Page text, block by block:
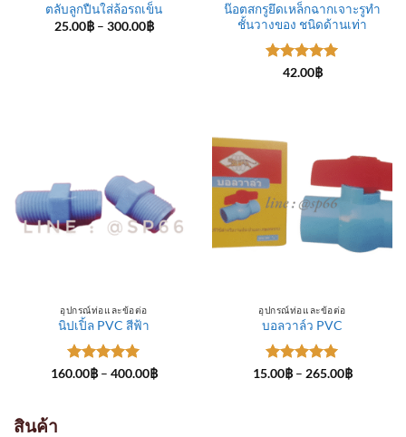
ตลับลูกปืนใส่ล้อรถเข็น
25.00฿ – 300.00฿Price
น๊อตสกรูยึดเหล็กฉากเจาะรูทำ
ชั้นวางของ ชนิดด้านเท่า
ให้คะแนน
42.00฿
อุปกรณ์ท่อและข้อต่อ
นิปเปิ้ล PVC สีฟ้า
ให้คะแนน
160.00฿ – 400.00฿Price
อุปกรณ์ท่อและข้อต่อ
บอลวาล์ว PVC
ให้คะแนน
15.00฿ – 265.00฿Price
สินค้า